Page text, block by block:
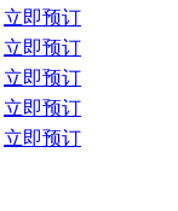
立即预订
立即预订
立即预订
立即预订
立即预订